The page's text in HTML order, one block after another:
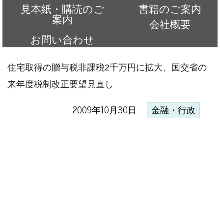
見本紙・購読のご
案内
書籍のご案内
会社概要
お問い合わせ
住宅取得の贈与税非課税2千万円に拡大、国交省の
来年度税制改正要望見直し
2009年10月30日 金融・行政